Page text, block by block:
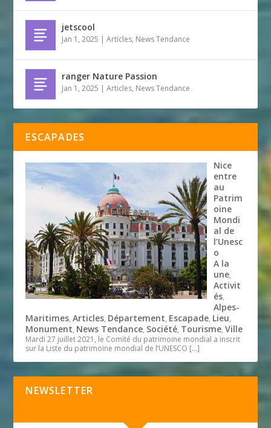
jetscool
Jan 1, 2025 |Articles, News Tendance
ranger Nature Passion
Jan 1, 2025 |Articles, News Tendance
ESCAPADES
Nice
entre
au
Patrim
oine
Mondi
al de
l’Unesc
o
A la
une,
Activit
és,
Alpes-
Maritimes,Articles, Département, Escapade, Lieu,
Monument, News Tendance, Société, Tourisme,Ville
Mardi 27 juillet 2021, le Comité du patrimoine mondial a inscrit
sur la Liste du patrimoine mondial de l’UNESCO […]
NEWSLETTER